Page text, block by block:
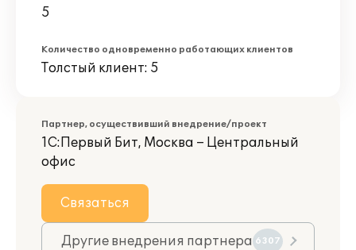
5
Количество одновременно работающих клиентов
Толстый клиент: 5
Партнер, осуществивший внедрение/проект
1С:Первый Бит, Москва – Центральный
офис
Связаться
Другие внедрения партнера 6307